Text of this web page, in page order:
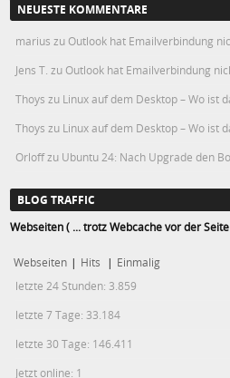
NEUESTE KOMMENTARE
marius zu Outlook hat Emailverbindung
Jens T. zu Outlook hat Emailverbindung
Thoys zu Linux auf dem Desktop – Wo ist
Thoys zu Linux auf dem Desktop – Wo ist
Orloffzu Ubuntu 24: Nach Upgrade den
BLOG TRAFFIC
Webseiten ( ... trotz Webcache vor der
Webseiten | Hits | Einmalig
letzte 24 Stunden: 3.859
letzte 7 Tage: 33.184
letzte 30 Tage: 146.411
Jetzt online: 1